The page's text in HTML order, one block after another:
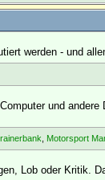
werden - und
und
Motorsport
Lob oder Kritik.